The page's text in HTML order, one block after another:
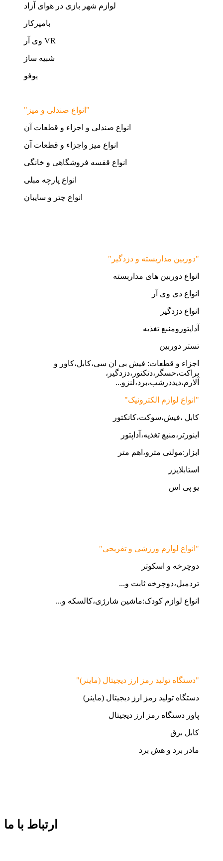
لوازم شهر بازی در هوای آزاد
بامپرکار
وی آر VR
شبیه ساز
یوفو
"انواع صندلی و میز"
انواع صندلی و اجزاء و قطعات آن
انواع میز واجزاء و قطعات آن
انواع قفسه فروشگاهی و خانگی
انواع پارچه مبلی
انواع چتر و سایبان
"دوربین مداربسته و دزدگیر"
انواع دوربین های مداربسته
انواع دی وی آر
انواع دزدگیر
آداپتورومنبع تغذیه
تستر دوربین
اجزاء و قطعات: فیش بی ان سی،کابل،کاور و
براکت،حسگر،دتکتور،دزدگیر،
آلارم،دیددرشب،برد،لنزو...
"انواع لوازم الکترونیک"
کابل ،فیش،سوکت،کانکتور
اینورتر،منبع تغذیه،آداپتور
ابزار:مولتی مترو،اهم متر
استابلایزر
یو پی اس
"انواع لوازم ورزشی و تفریحی"
دوچرخه و اسکوتر
تردمیل،دوچرخه ثابت و...
انواع لوازم کودک:ماشین شارژی،کالسکه و...
"دستگاه تولید رمز ارز دیجیتال (ماینر)"
دستگاه تولید رمز ارز دیجیتال (ماینر)
پاور دستگاه رمز ارز دیجیتال
کابل برق
مادر برد و هش برد
ارتباط با ما